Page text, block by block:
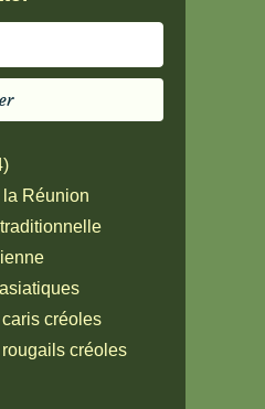
Réunion
créoles
créoles